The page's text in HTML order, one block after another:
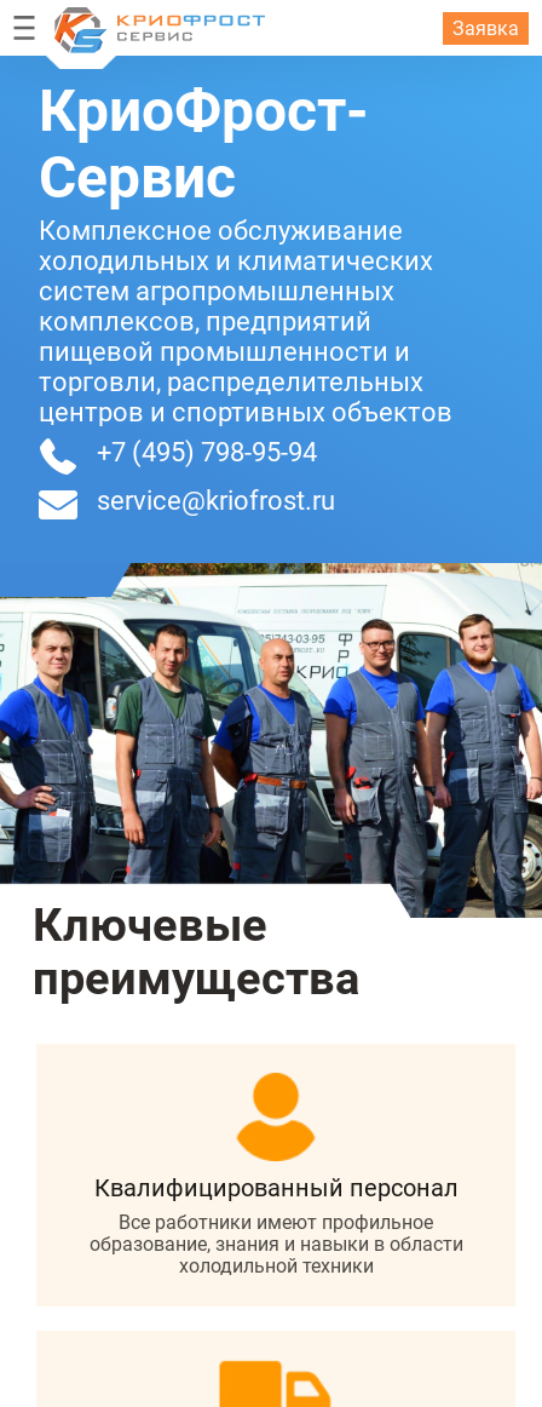
Заявка
КриоФрост-
Сервис
Комплексное обслуживание
холодильных и климатических
систем агропромышленных
комплексов, предприятий
пищевой промышленности и
торговли, распределительных
центров и спортивных объектов
+7 (495) 798-95-94
service@kriofrost.ru
Ключевые
преимущества
Квалифицированный персонал
Все работники имеют профильное
образование, знания и навыки в области
холодильной техники